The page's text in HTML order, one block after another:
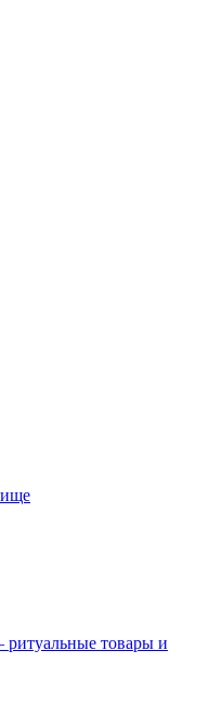
товары и